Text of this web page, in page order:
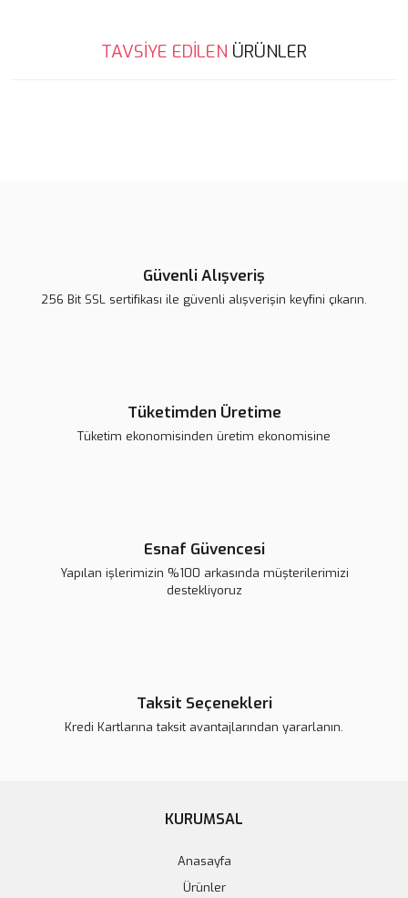
Bu ürünün fiyat bilgisi, resim, ürün açıklamalarında ve diğer
konularda yetersiz gördüğünüz noktaları öneri formunu kullanarak
TAVSİYE EDİLEN ÜRÜNLER
Sepete Ekle
Güvenli Alışveriş
256 Bit SSL sertifikası ile güvenli alışverişin keyfini çıkarın.
Tüketimden Üretime
Tüketim ekonomisinden üretim ekonomisine
Esnaf Güvencesi
Yapılan işlerimizin %100 arkasında müşterilerimizi
destekliyoruz
Taksit Seçenekleri
Kredi Kartlarına taksit avantajlarından yararlanın.
KURUMSAL
Anasayfa
Ürünler